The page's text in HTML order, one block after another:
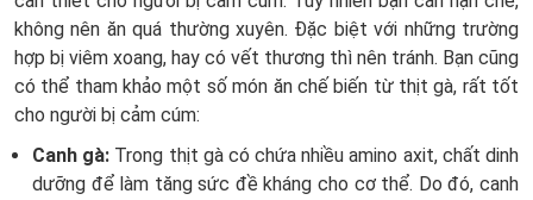
không nên ăn quá thường xuyên. Đặc biệt với những trường
hợp bị viêm xoang, hay có vết thương thì nên tránh. Bạn cũng
có thể tham khảo một số món ăn chế biến từ thịt gà, rất tốt
cho người bị cảm cúm:
Canh gà: Trong thịt gà có chứa nhiều amino axit, chất dinh
dưỡng để làm tăng sức đề kháng cho cơ thể. Do đó, canh